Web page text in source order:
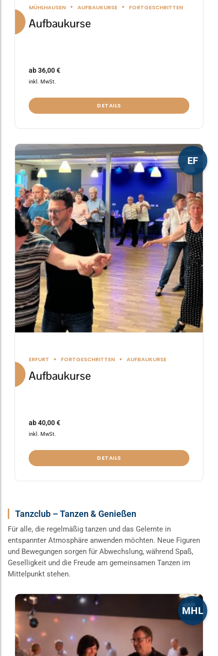
MÜHLHAUSEN AUFBAUKURSE FORTGESCHRITTEN
Aufbaukurse
ab36,00€
inkl. MwSt.
DETAILS
EF
ERFURT FORTGESCHRITTEN AUFBAUKURSE
Aufbaukurse
ab40,00€
inkl. MwSt.
DETAILS
Dieses
Produkt
weist
mehrere
Varianten
auf.
Die
Optionen
können
auf
der
Produktseite
gewählt
werden
Tanzclub – Tanzen & Genießen
Für alle, die regelmäßig tanzen und das Gelernte in
entspannter Atmosphäre anwenden möchten. Neue Figuren
und Bewegungen sorgen für Abwechslung, während Spaß,
Geselligkeit und die Freude am gemeinsamen Tanzen im
Mittelpunkt stehen.
MHL
Dieses
Produkt
weist
mehrere
Varianten